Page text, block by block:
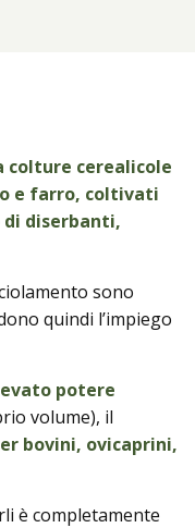
colture cerealicole
e farro, coltivati
di diserbanti,
sono
quindi l’impiego
potere
volume), il
bovini, ovicaprini,
è completamente